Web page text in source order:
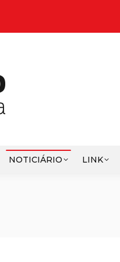
NOTICIÁRIO LINK